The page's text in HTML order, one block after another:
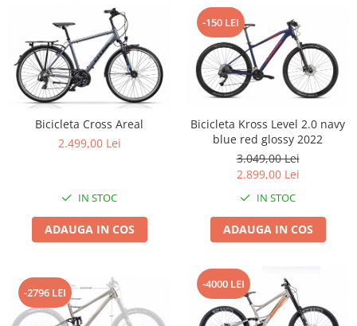
Manete frână
Manete combo
Piese manete
Manete schimbător
Manșoane și ghidolină
Ghidolină
Accesorii
Pinioane
Pipe
Roți spate
Set roți
Bicicleta Cross Areal
2.499,00 Lei
IN STOC
ADAUGA IN COS
-150 LEI
Bicicleta Kross Level 2.0 navy
blue red glossy 2022
3.049,00 Lei
2.899,00 Lei
IN STOC
ADAUGA IN COS
-2796 LEI
-4000 LEI